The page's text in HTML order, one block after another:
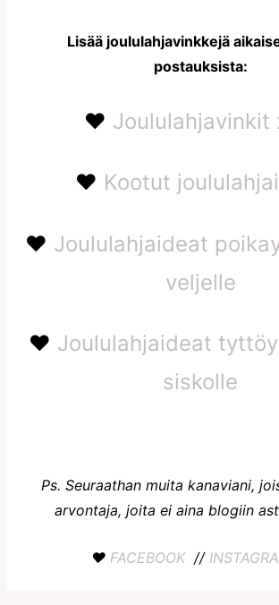
Lisää joululahjavinkkejä
postauksista:
♥ Joululahjavinkit
♥ Kootut
♥ Joululahjaideat
veljelle
♥ Joululahjaideat
siskolle
Ps. Seuraathan muita kanaviani,
arvontaja, joita ei aina blogiin
♥ FACEBOOK//